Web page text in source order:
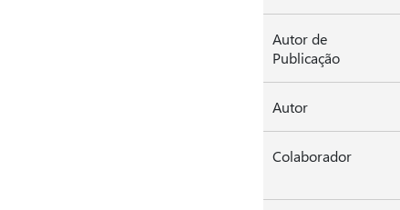
Autor de
Publicação
Autor
Colaborador